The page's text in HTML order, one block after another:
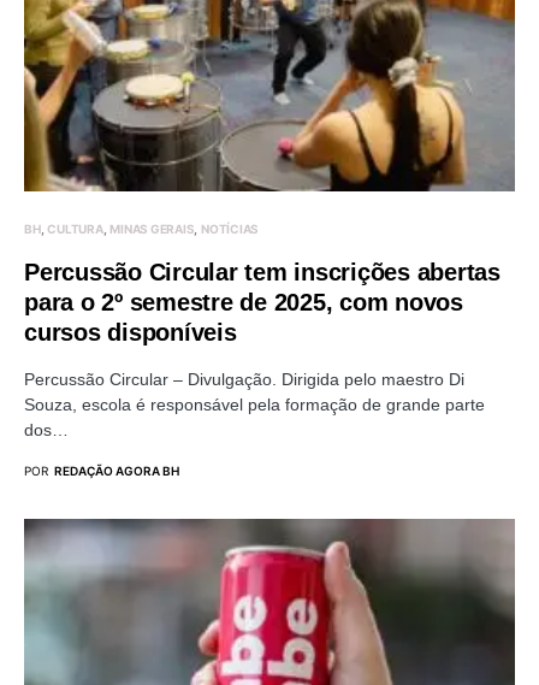
BH CULTURA MINAS GERAIS NOTÍCIAS
Percussão Circular tem inscrições abertas
para o 2º semestre de 2025, com novos
cursos disponíveis
Percussão Circular – Divulgação. Dirigida pelo maestro Di
Souza, escola é responsável pela formação de grande parte
dos…
POR REDAÇÃO AGORA BH